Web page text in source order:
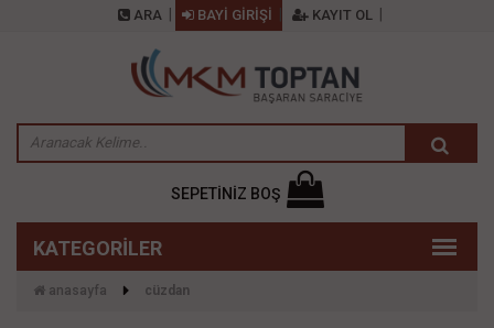
ARA BAYİ GİRİŞİ KAYIT OL
SEPETİNİZ BOŞ
anasayfa cüzdan